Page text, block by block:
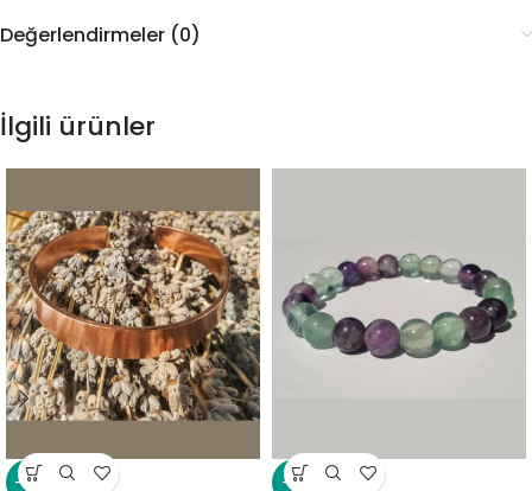
Değerlendirmeler (0)
İlgili ürünler
-18% -13%